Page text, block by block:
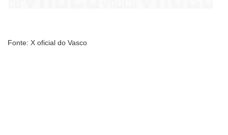
Fonte: X oficial do Vasco